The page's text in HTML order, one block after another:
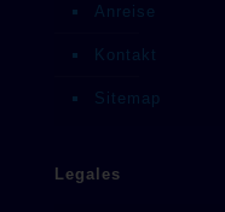
Anreise
Kontakt
Sitemap
Legales